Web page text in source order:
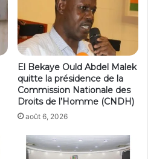
El Bekaye Ould Abdel Malek
quitte la présidence de la
Commission Nationale des
Droits de l’Homme (CNDH)
août 6, 2026